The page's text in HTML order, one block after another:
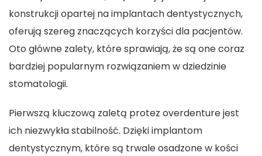
konstrukcji opartej na implantach dentystycznych,
oferują szereg znaczących korzyści dla pacjentów.
Oto główne zalety, które sprawiają, że są one coraz
bardziej popularnym rozwiązaniem w dziedzinie
stomatologii.
Pierwszą kluczową zaletą protez overdenture jest
ich niezwykła stabilność. Dzięki implantom
dentystycznym, które są trwale osadzone w kości